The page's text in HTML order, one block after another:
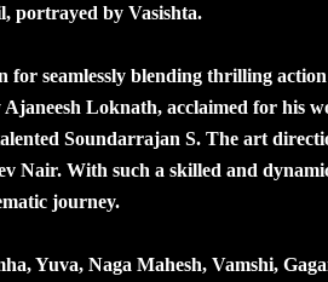
portrayed by Vasishta.
for seamlessly blending thrilling
Loknath, acclaimed for his
Soundarrajan S. The art
Nair. With such a skilled and
journey.
Yuva, Naga Mahesh, Vamshi,